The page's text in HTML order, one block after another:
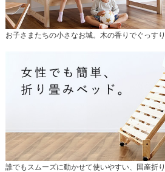
お子さまたちの小さなお城。木の香りでぐっす
誰でもスムーズに動かせて使いやすい、国産折り